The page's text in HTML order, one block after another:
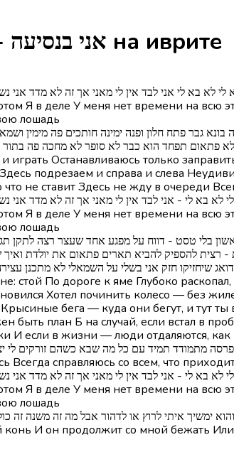
Песня Ani BeNesi’a - אני בנסיעה на иврите
בא לי לא בא לי אני לבד אין לי מאני אך זה לא מדד
Я в деле У меня нет времени на всю
лошадь
פתאום תפחד הוא כבר לא סופר לא מחכה פה
подрезаем и справа и слева
не ставит Здесь не жду в очереди
לי לא בא לי - אני לבד אין לי מאני אך זה לא מדד
Я в деле У меня нет времени на всю
лошадь
להספיק להביא תארים פתאום את יולדת ואיך
שיחזיקו חזק אני בשלי על השמאלי לא מתכנן
Хотел починить колесо — без
бега — куда они бегут, и тут
быть план Б на случай, если встал в
И если в жизни — люди отдаляются,
עושה פרסה מתמודד תמיד עם כל מה שבא כשהם זורקים
справляюсь со всем, что
לי לא בא לי - אני לבד אין לי מאני אך זה לא מדד
Я в деле У меня нет времени на всю
лошадь
סוס והוא ימשיך איתי לרוץ או לדהור אבל מה זה משנה
И он продолжит со мной бежать